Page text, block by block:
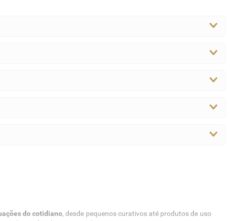
do cotidiano, desde pequenos curativos até produtos de uso